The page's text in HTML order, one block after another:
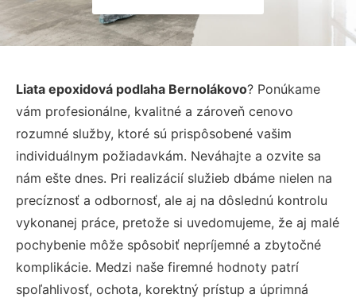
Liata epoxidová podlaha Bernolákovo? Ponúkame
vám profesionálne, kvalitné a zároveň cenovo
rozumné služby, ktoré sú prispôsobené vašim
individuálnym požiadavkám. Neváhajte a ozvite sa
nám ešte dnes. Pri realizácií služieb dbáme nielen na
precíznosť a odbornosť, ale aj na dôslednú kontrolu
vykonanej práce, pretože si uvedomujeme, že aj malé
pochybenie môže spôsobiť nepríjemné a zbytočné
komplikácie. Medzi naše firemné hodnoty patrí
spoľahlivosť, ochota, korektný prístup a úprimná